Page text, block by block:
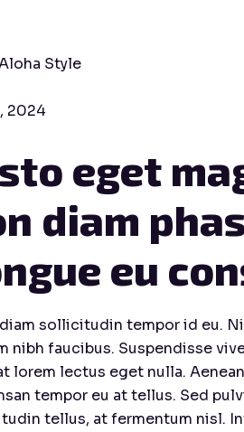
Style
2024
eget
diam
eu
diam sollicitudin tempor id eu.
nibh faucibus. Suspendisse
lorem lectus eget nulla.
tempor eu at tellus. Sed
tellus, at fermentum nisl.